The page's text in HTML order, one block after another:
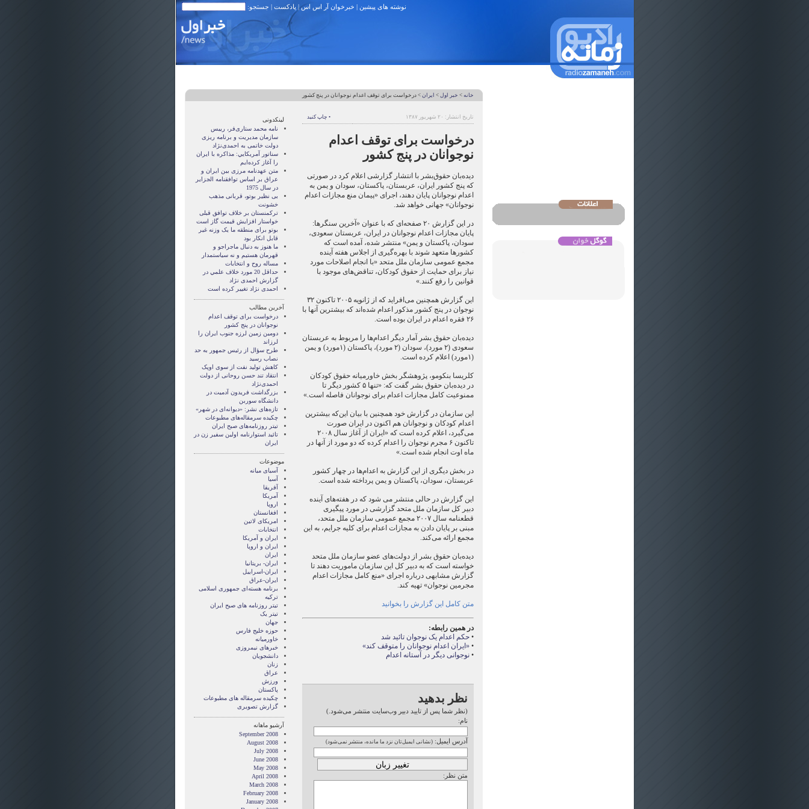
نوشته های پیشین | خبرخوان آر اس اس| پادکست | جستجو:
خانه > خبر اول > ایران > درخواست برای توقف اعدام نوجوانان در پنج کشور
تاریخ انتشار: ۲۰ شهریور ۱۳۸۷ • چاپ کنید
درخواست برای توقف اعدام
نوجوانان در پنج کشور
دیده‌بان حقوق‌بشر با انتشار گزارشی اعلام کرد در صورتی
که پنج کشور ایران، عربستان، پاکستان، سودان و یمن به
اعدام نوجوانان پایان دهند، اجرای «پیمان منع مجازات اعدام
نوجوانان» جهانی خواهد شد.
در این گزارش ۲۰ صفحه‌ای که با عنوان «آخرین سنگرها:
پایان مجازات اعدام نوجوانان در ایران، عربستان سعودی،
سودان، پاکستان و یمن» منتشر شده، آمده است که
کشور‌ها متعهد شوند با بهره‌گیری از اجلاس هفته آینده
مجمع عمومی سازمان ملل متحد «با انجام اصلاحات مورد
نیاز برای حمایت از حقوق کودکان، تناقض‌های موجود با
قوانین را رفع کنند.»
این گزارش همچنین می‌افراید که از ژانویه ۲۰۰۵ تاکنون ۳۲
نوجوان در پنج کشور مذکور اعدام شده‌اند که بیشترین آنها با
۲۶ فقره اعدام در ایران بوده است.
دیده‌بان حقوق بشر آمار دیگر اعدام‌ها را مربوط به عربستان
سعودی (۲ مورد)، سودان (۲ مورد)، پاکستان (۱مورد) و یمن
(۱مورد) اعلام کرده است.
کلریسا بنکومو، پژوهشگر بخش خاورمیانه حقوق کودکان
در دیده‌بان حقوق بشر گفت که: «تنها ۵ کشور دیگر تا
ممنوعیت کامل مجازات اعدام برای نوجوانان فاصله است.»
این سازمان در گزارش خود همچنین با بیان این‌که بیشترین
اعدام کودکان و نوجوانان هم اکنون در ایران صورت
می‌گیرد، اعلام کرده است که «ایران از آغاز سال ۲۰۰۸
تاکنون ۶ مجرم نوجوان را اعدام کرده که دو مورد از آنها در
ماه اوت انجام شده است.»
در بخش دیگری از این گزارش به اعدام‌ها در چهار کشور
عربستان، سودان، پاکستان و یمن پرداخته شده است.
این گزارش در حالی منتشر می شود که در هفته‌های آینده
دبیر کل سازمان ملل متحد گزارشی در مورد پیگیری
قطعنامه سال ۲۰۰۷ مجمع عمومی سازمان ملل متحد،
مبنی بر پایان دادن به مجازات اعدام برای کلیه جرایم، به این
مجمع ارائه می‌کند.
دیده‌بان‌ حقوق بشر از دولت‌های عضو سازمان ملل متحد
خواسته است که به دبیر کل این سازمان ماموریت دهند تا
گزارش مشابهی درباره اجرای «منع کامل مجازات اعدام
مجرمین نوجوان» تهیه کند.
متن کامل این گزارش را بخوانید
در همین رابطه:
•حکم اعدام یک نوجوان تائید شد
•«ایران اعدام نوجوانان را متوقف کند»
•نوجوانی دیگر در آستانه اعدام
نظر بدهید
(نظر شما پس از تایید دبیر وب‌سایت منتشر می‌شود.)
نام:
آدرس ایمیل: (نشانی ایمیل‌تان نزد ما مانده، منتشر نمی‌شود)
متن نظر:
لینکدونی
نامه محمد ستاری‌فر، رییس
سازمان مدیریت و برنامه ریزی
دولت خاتمی به احمدی‌نژاد
سناتور آمريکايي: مذاکره با ايران
را آغاز کرده‌ايم
متن عهدنامه مرزى بين ايران و
عراق بر اساس توافقنامه الجزاير
در سال 1975
بی نظیر بوتو، قربانی مذهب
خشونت
ترکمنستان بر خلاف توافق قبلی
خواستار افزایش قیمت گاز است
بوتو برای منطقه ما یک وزنه غیر
قابل انکار بود
ما هنوز به دنبال ماجراجو و
قهرمان هستيم و نه سياستمدار
مساله روح و انتخابات
حداقل 20 مورد خلاف علمي در
گزارش احمدی نژاد
احمدی نژاد تغییر کرده است
آخرین مطالب
درخواست برای توقف اعدام
نوجوانان در پنج کشور
دومین زمین لرزه جنوب ایران را
لرزاند
طرح سؤال از رئیس جمهور به حد
نصاب رسید
کاهش تولید نفت از سوی اوپک
انتقاد تند حسن روحانی از دولت
احمدی‌نژاد
بزرگداشت فریدون آدمیت در
دانشگاه سوربن
تازه‌های نشر: «دیوانه‌ای در شهر»
چکیده سرمقاله‌های مطبوعات
تیتر روزنامه‌های صبح ایران
تائید استوارنامه اولین سفیر زن در
ایران
موضوعات
آسيای ميانه
آسیا
آفریقا
آمریکا
اروپا
افغانستان
امریکای لاتین
انتخابات
ايران و آمريکا
ايران و اروپا
ایران
ایران- بریتانیا
ایران-اسراییل
ایران-عراق
برنامه هسته‌ای جمهوری اسلامی
ترکیه
تیتر روزنامه های صبح ایران
تیتر یک
جهان
حوزه خلیج فارس
خاورمیانه
خبرهای نیمروزی
دانشجویان
زنان
عراق
ورزش
پاکستان
چکیده سرمقاله های مطبوعات
گزارش تصويری
آرشیو ماهانه
September 2008
August 2008
July 2008
June 2008
May 2008
April 2008
March 2008
February 2008
January 2008